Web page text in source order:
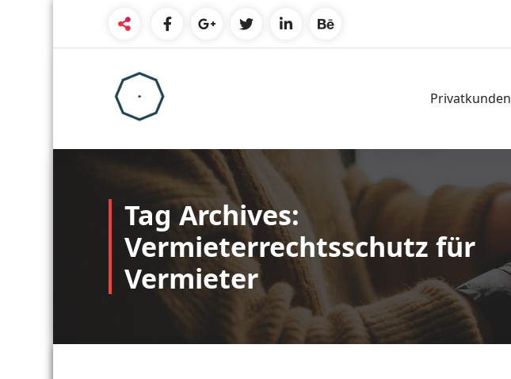
content
Privatkunden
Tag Archives:
Vermieterrechtsschutz für
Vermieter